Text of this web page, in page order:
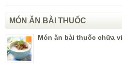
MÓN ĂN BÀI THUỐC
Món ăn bài thuốc chữa